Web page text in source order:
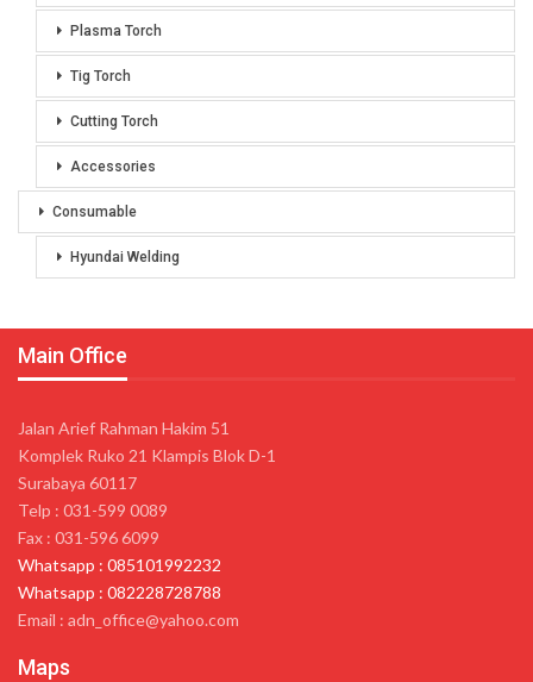
Plasma Torch
Tig Torch
Cutting Torch
Accessories
Consumable
Hyundai Welding
Main Office
Jalan Arief Rahman Hakim 51
Komplek Ruko 21 Klampis Blok D-1
Surabaya 60117
Telp : 031-599 0089
Fax : 031-596 6099
Whatsapp : 085101992232
Whatsapp : 082228728788
Email : adn_office@yahoo.com
Maps